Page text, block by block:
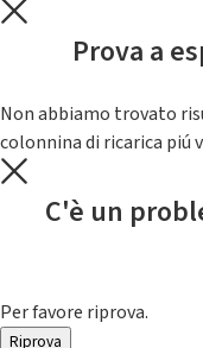
Prova a
Non abbiamo trovato
colonnina di ricarica piú
C'è un
Per favore riprova.
Riprova